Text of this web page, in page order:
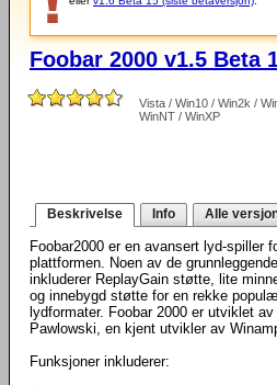
Foobar 2000 v1.5 Beta
Vista / Win10 / Win2k /
WinNT / WinXP
Beskrivelse Info Alle
Foobar2000 er en avansert lyd-spiller
plattformen. Noen av de
inkluderer ReplayGain støtte, lite
og innebygd støtte for en rekke
lydformater. Foobar 2000 er utviklet
Pawlowski, en kjent utvikler av
Funksjoner inkluderer: